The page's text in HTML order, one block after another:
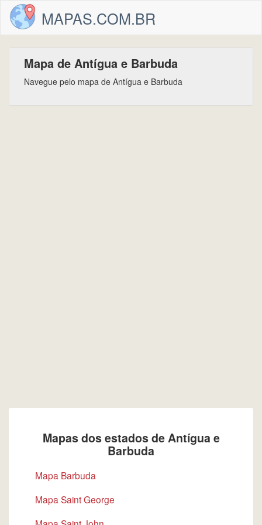
MAPAS.COM.BR
Mapa de Antígua e Barbuda
Navegue pelo mapa de Antígua e Barbuda
Mapas dos estados de Antígua e
Barbuda
Mapa Barbuda
Mapa Saint George